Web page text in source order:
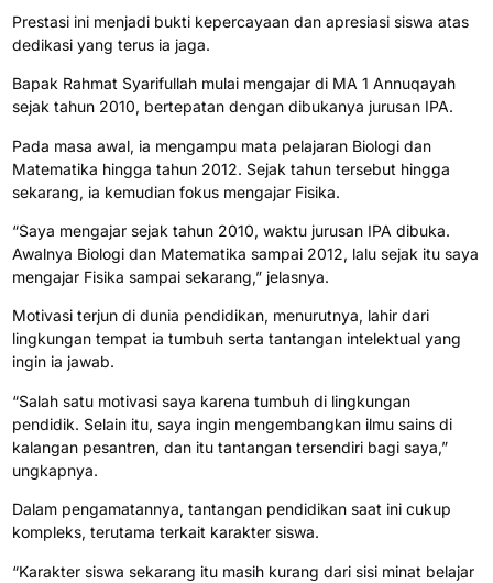
Prestasi ini menjadi bukti kepercayaan dan apresiasi siswa atas
dedikasi yang terus ia jaga.
Bapak Rahmat Syarifullah mulai mengajar di MA 1 Annuqayah
sejak tahun 2010, bertepatan dengan dibukanya jurusan IPA.
Pada masa awal, ia mengampu mata pelajaran Biologi dan
Matematika hingga tahun 2012. Sejak tahun tersebut hingga
sekarang, ia kemudian fokus mengajar Fisika.
“Saya mengajar sejak tahun 2010, waktu jurusan IPA dibuka.
Awalnya Biologi dan Matematika sampai 2012, lalu sejak itu saya
mengajar Fisika sampai sekarang,” jelasnya.
Motivasi terjun di dunia pendidikan, menurutnya, lahir dari
lingkungan tempat ia tumbuh serta tantangan intelektual yang
ingin ia jawab.
“Salah satu motivasi saya karena tumbuh di lingkungan
pendidik. Selain itu, saya ingin mengembangkan ilmu sains di
kalangan pesantren, dan itu tantangan tersendiri bagi saya,”
ungkapnya.
Dalam pengamatannya, tantangan pendidikan saat ini cukup
kompleks, terutama terkait karakter siswa.
“Karakter siswa sekarang itu masih kurang dari sisi minat belajar